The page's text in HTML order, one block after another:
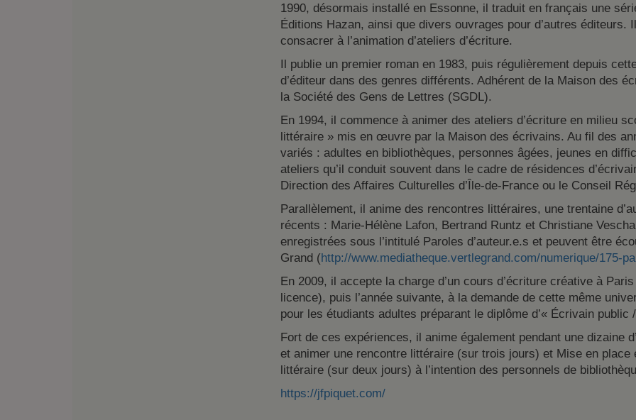
1990, désormais installé en Essonne, il traduit en français une
Éditions Hazan, ainsi que divers ouvrages pour d’autres éditeurs.
consacrer à l’animation d’ateliers d’écriture.
Il publie un premier roman en 1983, puis régulièrement depuis
d’éditeur dans des genres différents. Adhérent de la Maison des
la Société des Gens de Lettres (SGDL).
En 1994, il commence à animer des ateliers d’écriture en milieu
littéraire » mis en œuvre par la Maison des écrivains. Au fil des
variés : adultes en bibliothèques, personnes âgées, jeunes en
ateliers qu’il conduit souvent dans le cadre de résidences
Direction des Affaires Culturelles d’Île-de-France ou le Conseil
Parallèlement, il anime des rencontres littéraires, une trentaine
récents : Marie-Hélène Lafon, Bertrand Runtz et Christiane
enregistrées sous l’intitulé Paroles d’auteur.e.s et peuvent être
Grand (http://www.mediatheque.vertlegrand.com/numerique/175-
En 2009, il accepte la charge d’un cours d’écriture créative à
licence), puis l’année suivante, à la demande de cette même
pour les étudiants adultes préparant le diplôme d’« Écrivain public
Fort de ces expériences, il anime également pendant une dizaine
et animer une rencontre littéraire (sur trois jours) et Mise en place
littéraire (sur deux jours) à l’intention des personnels de
https://jfpiquet.com/